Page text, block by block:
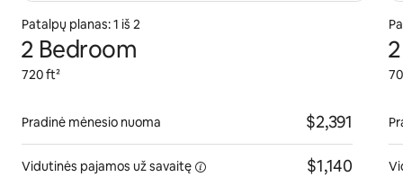
Patalpų planas: 1 iš 2
2 Bedroom
720 ft²
Pradinė mėnesio nuoma $2,391
Vidutinės pajamos už savaitę $1,140